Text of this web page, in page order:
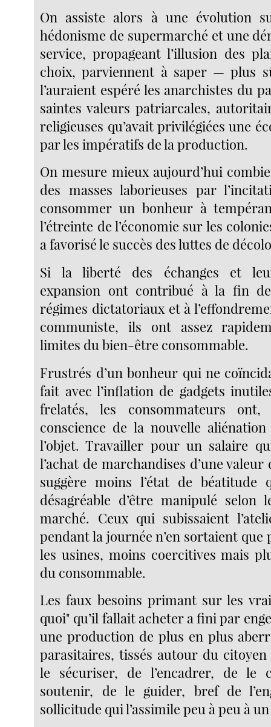
On assiste alors à une évolution
hédonisme de supermarché et une
service, propageant l’illusion des
choix, parviennent à saper — plus
l’auraient espéré les anarchistes du
saintes valeurs patriarcales,
religieuses qu’avait privilégiées une
par les impératifs de la production.
On mesure mieux aujourd’hui
des masses laborieuses par
consommer un bonheur à
l’étreinte de l’économie sur les
a favorisé le succès des luttes de
Si la liberté des échanges et
expansion ont contribué à la fin
régimes dictatoriaux et à
communiste, ils ont assez
limites du bien-être consommable.
Frustrés d’un bonheur qui ne
fait avec l’inflation de gadgets
frelatés, les consommateurs
conscience de la nouvelle
l’objet. Travailler pour un salaire
l’achat de marchandises d’une valeur
suggère moins l’état de béatitude
désagréable d’être manipulé selon
marché. Ceux qui subissaient
pendant la journée n’en sortaient
les usines, moins coercitives mais
du consommable.
Les faux besoins primant sur les
quoi" qu’il fallait acheter a fini par
une production de plus en plus
parasitaires, tissés autour du
le sécuriser, de l’encadrer, de le
soutenir, de le guider, bref de
sollicitude qui l’assimile peu à peu à